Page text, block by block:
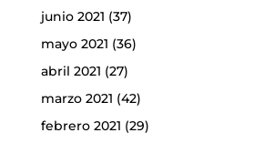
junio 2021 (37)
mayo 2021 (36)
abril 2021 (27)
marzo 2021 (42)
febrero 2021 (29)